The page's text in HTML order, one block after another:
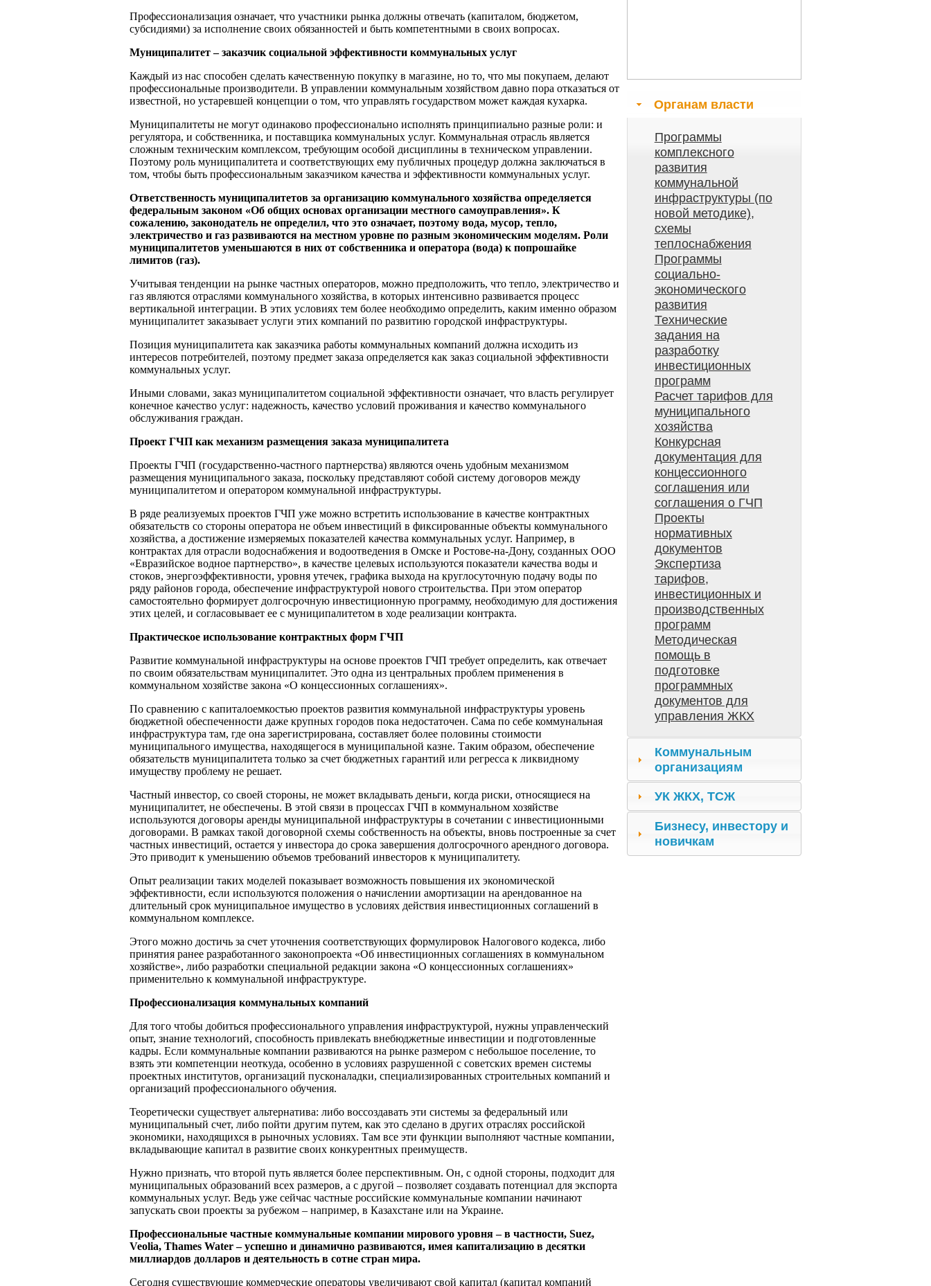
Профессионализация означает, что участники рынка должны отвечать (капиталом, бюджетом,
субсидиями) за исполнение своих обязанностей и быть компетентными в своих вопросах.
Муниципалитет – заказчик социальной эффективности коммунальных услуг
Каждый из нас способен сделать качественную покупку в магазине, но то, что мы покупаем, делают
профессиональные производители. В управлении коммунальным хозяйством давно пора отказаться от
известной, но устаревшей концепции о том, что управлять государством может каждая кухарка.
Муниципалитеты не могут одинаково профессионально исполнять принципиально разные роли: и
регулятора, и собственника, и поставщика коммунальных услуг. Коммунальная отрасль является
сложным техническим комплексом, требующим особой дисциплины в техническом управлении.
Поэтому роль муниципалитета и соответствующих ему публичных процедур должна заключаться в
том, чтобы быть профессиональным заказчиком качества и эффективности коммунальных услуг.
Ответственность муниципалитетов за организацию коммунального хозяйства определяется
федеральным законом «Об общих основах организации местного самоуправления». К
сожалению, законодатель не определил, что это означает, поэтому вода, мусор, тепло,
электричество и газ развиваются на местном уровне по разным экономическим моделям. Роли
муниципалитетов уменьшаются в них от собственника и оператора (вода) к попрошайке
лимитов (газ).
Учитывая тенденции на рынке частных операторов, можно предположить, что тепло, электричество и
газ являются отраслями коммунального хозяйства, в которых интенсивно развивается процесс
вертикальной интеграции. В этих условиях тем более необходимо определить, каким именно образом
муниципалитет заказывает услуги этих компаний по развитию городской инфраструктуры.
Позиция муниципалитета как заказчика работы коммунальных компаний должна исходить из
интересов потребителей, поэтому предмет заказа определяется как заказ социальной эффективности
коммунальных услуг.
Иными словами, заказ муниципалитетом социальной эффективности означает, что власть регулирует
конечное качество услуг: надежность, качество условий проживания и качество коммунального
обслуживания граждан.
Проект ГЧП как механизм размещения заказа муниципалитета
Проекты ГЧП (государственно-частного партнерства) являются очень удобным механизмом
размещения муниципального заказа, поскольку представляют собой систему договоров между
муниципалитетом и оператором коммунальной инфраструктуры.
В ряде реализуемых проектов ГЧП уже можно встретить использование в качестве контрактных
обязательств со стороны оператора не объем инвестиций в фиксированные объекты коммунального
хозяйства, а достижение измеряемых показателей качества коммунальных услуг. Например, в
контрактах для отрасли водоснабжения и водоотведения в Омске и Ростове-на-Дону, созданных ООО
«Евразийское водное партнерство», в качестве целевых используются показатели качества воды и
стоков, энергоэффективности, уровня утечек, графика выхода на круглосуточную подачу воды по
ряду районов города, обеспечение инфраструктурой нового строительства. При этом оператор
самостоятельно формирует долгосрочную инвестиционную программу, необходимую для достижения
этих целей, и согласовывает ее с муниципалитетом в ходе реализации контракта.
Практическое использование контрактных форм ГЧП
Развитие коммунальной инфраструктуры на основе проектов ГЧП требует определить, как отвечает
по своим обязательствам муниципалитет. Это одна из центральных проблем применения в
коммунальном хозяйстве закона «О концессионных соглашениях».
По сравнению с капиталоемкостью проектов развития коммунальной инфраструктуры уровень
бюджетной обеспеченности даже крупных городов пока недостаточен. Сама по себе коммунальная
инфраструктура там, где она зарегистрирована, составляет более половины стоимости
муниципального имущества, находящегося в муниципальной казне. Таким образом, обеспечение
обязательств муниципалитета только за счет бюджетных гарантий или регресса к ликвидному
имуществу проблему не решает.
Частный инвестор, со своей стороны, не может вкладывать деньги, когда риски, относящиеся на
муниципалитет, не обеспечены. В этой связи в процессах ГЧП в коммунальном хозяйстве
используются договоры аренды муниципальной инфраструктуры в сочетании с инвестиционными
договорами. В рамках такой договорной схемы собственность на объекты, вновь построенные за счет
частных инвестиций, остается у инвестора до срока завершения долгосрочного арендного договора.
Это приводит к уменьшению объемов требований инвесторов к муниципалитету.
Опыт реализации таких моделей показывает возможность повышения их экономической
эффективности, если используются положения о начислении амортизации на арендованное на
длительный срок муниципальное имущество в условиях действия инвестиционных соглашений в
коммунальном комплексе.
Этого можно достичь за счет уточнения соответствующих формулировок Налогового кодекса, либо
принятия ранее разработанного законопроекта «Об инвестиционных соглашениях в коммунальном
хозяйстве», либо разработки специальной редакции закона «О концессионных соглашениях»
применительно к коммунальной инфраструктуре.
Профессионализация коммунальных компаний
Для того чтобы добиться профессионального управления инфраструктурой, нужны управленческий
опыт, знание технологий, способность привлекать внебюджетные инвестиции и подготовленные
кадры. Если коммунальные компании развиваются на рынке размером с небольшое поселение, то
взять эти компетенции неоткуда, особенно в условиях разрушенной с советских времен системы
проектных институтов, организаций пусконаладки, специализированных строительных компаний и
организаций профессионального обучения.
Теоретически существует альтернатива: либо воссоздавать эти системы за федеральный или
муниципальный счет, либо пойти другим путем, как это сделано в других отраслях российской
экономики, находящихся в рыночных условиях. Там все эти функции выполняют частные компании,
вкладывающие капитал в развитие своих конкурентных преимуществ.
Нужно признать, что второй путь является более перспективным. Он, с одной стороны, подходит для
муниципальных образований всех размеров, а с другой – позволяет создавать потенциал для экспорта
коммунальных услуг. Ведь уже сейчас частные российские коммунальные компании начинают
запускать свои проекты за рубежом – например, в Казахстане или на Украине.
Профессиональные частные коммунальные компании мирового уровня – в частности, Suez,
Veolia, Thames Water – успешно и динамично развиваются, имея капитализацию в десятки
миллиардов долларов и деятельность в сотне стран мира.
Сегодня существующие коммерческие операторы увеличивают свой капитал (капитал компаний
Органам власти
Программы
комплексного
развития
коммунальной
инфраструктуры (по
новой методике),
схемы
теплоснабжения
Программы
социально-
экономического
развития
Технические
задания на
разработку
инвестиционных
программ
Расчет тарифов для
муниципального
хозяйства
Конкурсная
документация для
концессионного
соглашения или
соглашения о ГЧП
Проекты
нормативных
документов
Экспертиза
тарифов,
инвестиционных и
производственных
программ
Методическая
помощь в
подготовке
программных
документов для
управления ЖКХ
Коммунальным
организациям
УК ЖКХ, ТСЖ
Бизнесу, инвестору и
новичкам